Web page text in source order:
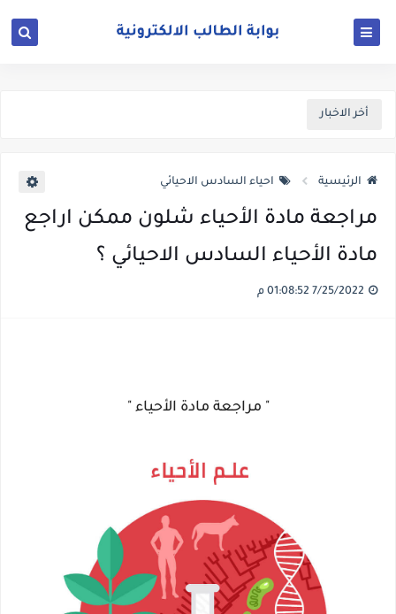
أخر الاخبار
الرئيسية احياء السادس الاحيائي
مراجعة مادة الأحياء شلون ممكن اراجع
مادة الأحياء السادس الاحيائي ؟
" مراجعة مادة الأحياء "